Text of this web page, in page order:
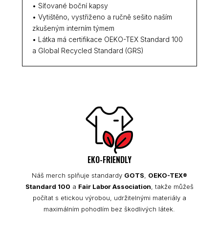
• Síťované boční kapsy
• Vytištěno, vystřiženo a ručně sešito naším
zkušeným interním týmem
• Látka má certifikace OEKO-TEX Standard 100
a Global Recycled Standard (GRS)
EKO-FRIENDLY
Náš merch splňuje standardy GOTS
OEKO-TEX®
Standard 100 a Fair Labor Association , takže můžeš
počítat s etickou výrobou, udržitelnými materiály a
maximálním pohodlím bez škodlivých látek.